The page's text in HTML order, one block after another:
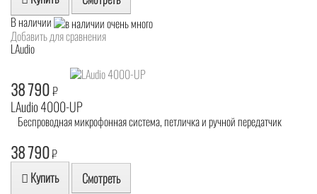
В наличии
Добавить для сравнения
LAudio
38 790₽
LAudio 4000-UP
Беспроводная микрофонная система, петличка и ручной передатчик
38 790₽
Купить Смотреть